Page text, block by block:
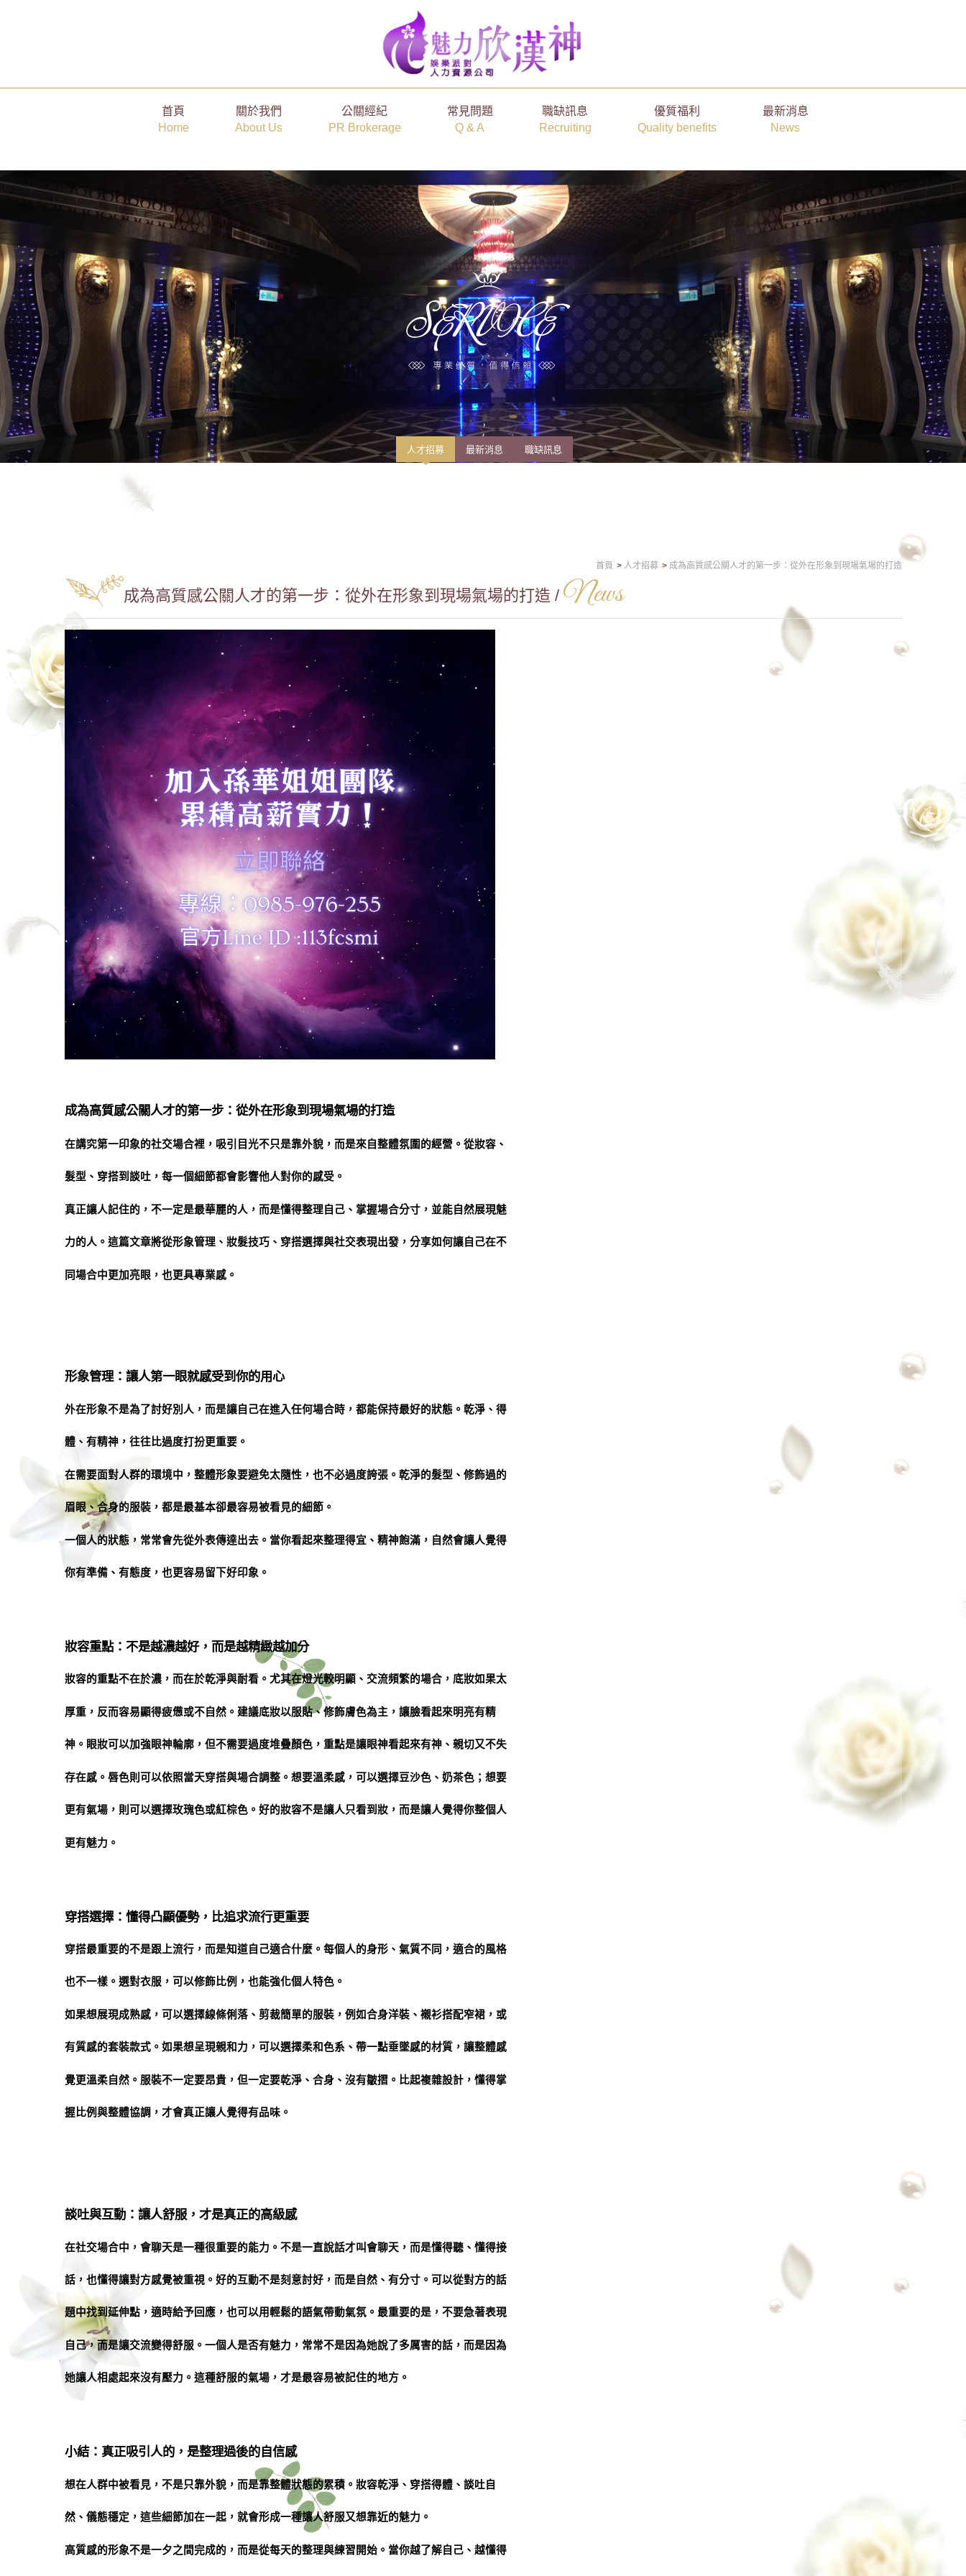
首頁
Home
關於我們
About Us
公關經紀
PR Brokerage
常見問題
Q & A
職缺訊息
Recruiting
優質福利
Quality benefits
最新消息
News
人才招募 最新消息 職缺訊息
首頁 人才招募 成為高質感公關人才的第一步：從外在形象到現場氣場的打造
成為高質感公關人才的第一步：從外在形象到現場氣場的打造 / News
成為高質感公關人才的第一步：從外在形象到現場氣場的打造
在講究第一印象的社交場合裡，吸引目光不只是靠外貌，而是來自整體氛圍的經營。從妝容、
髮型、穿搭到談吐，每一個細節都會影響他人對你的感受。
真正讓人記住的，不一定是最華麗的人，而是懂得整理自己、掌握場合分寸，並能自然展現魅
力的人。這篇文章將從形象管理、妝髮技巧、穿搭選擇與社交表現出發，分享如何讓自己在不
同場合中更加亮眼，也更具專業感。
形象管理：讓人第一眼就感受到你的用心
外在形象不是為了討好別人，而是讓自己在進入任何場合時，都能保持最好的狀態。乾淨、得
體、有精神，往往比過度打扮更重要。
在需要面對人群的環境中，整體形象要避免太隨性，也不必過度誇張。乾淨的髮型、修飾過的
眉眼、合身的服裝，都是最基本卻最容易被看見的細節。
一個人的狀態，常常會先從外表傳達出去。當你看起來整理得宜、精神飽滿，自然會讓人覺得
你有準備、有態度，也更容易留下好印象。
妝容重點：不是越濃越好，而是越精緻越加分
妝容的重點不在於濃，而在於乾淨與耐看。尤其在燈光較明顯、交流頻繁的場合，底妝如果太
厚重，反而容易顯得疲憊或不自然。建議底妝以服貼、修飾膚色為主，讓臉看起來明亮有精
神。眼妝可以加強眼神輪廓，但不需要過度堆疊顏色，重點是讓眼神看起來有神、親切又不失
存在感。唇色則可以依照當天穿搭與場合調整。想要溫柔感，可以選擇豆沙色、奶茶色；想要
更有氣場，則可以選擇玫瑰色或紅棕色。好的妝容不是讓人只看到妝，而是讓人覺得你整個人
更有魅力。
穿搭選擇：懂得凸顯優勢，比追求流行更重要
穿搭最重要的不是跟上流行，而是知道自己適合什麼。每個人的身形、氣質不同，適合的風格
也不一樣。選對衣服，可以修飾比例，也能強化個人特色。
如果想展現成熟感，可以選擇線條俐落、剪裁簡單的服裝，例如合身洋裝、襯衫搭配窄裙，或
有質感的套裝款式。如果想呈現親和力，可以選擇柔和色系、帶一點垂墜感的材質，讓整體感
覺更溫柔自然。服裝不一定要昂貴，但一定要乾淨、合身、沒有皺摺。比起複雜設計，懂得掌
握比例與整體協調，才會真正讓人覺得有品味。
談吐與互動：讓人舒服，才是真正的高級感
在社交場合中，會聊天是一種很重要的能力。不是一直說話才叫會聊天，而是懂得聽、懂得接
話，也懂得讓對方感覺被重視。好的互動不是刻意討好，而是自然、有分寸。可以從對方的話
題中找到延伸點，適時給予回應，也可以用輕鬆的語氣帶動氣氛。最重要的是，不要急著表現
自己，而是讓交流變得舒服。一個人是否有魅力，常常不是因為她說了多厲害的話，而是因為
她讓人相處起來沒有壓力。這種舒服的氣場，才是最容易被記住的地方。
小結：真正吸引人的，是整理過後的自信感
想在人群中被看見，不是只靠外貌，而是靠整體狀態的累積。妝容乾淨、穿搭得體、談吐自
然、儀態穩定，這些細節加在一起，就會形成一種讓人舒服又想靠近的魅力。
高質感的形象不是一夕之間完成的，而是從每天的整理與練習開始。當你越了解自己、越懂得